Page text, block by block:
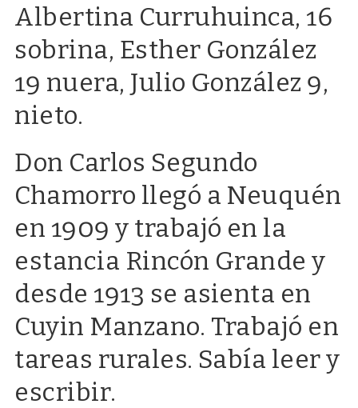
Albertina Curruhuinca, 16
sobrina, Esther González
19 nuera, Julio González 9,
nieto.
Don Carlos Segundo
Chamorro llegó a Neuquén
en 1909 y trabajó en la
estancia Rincón Grande y
desde 1913 se asienta en
Cuyin Manzano. Trabajó en
tareas rurales. Sabía leer y
escribir.